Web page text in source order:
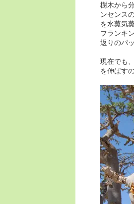
樹木から
ンセンス
を水蒸気
フランキ
返りのパ
現在でも
を伸ばす